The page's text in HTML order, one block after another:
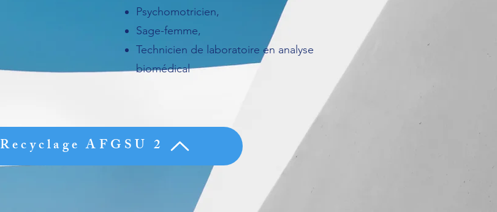
Psychomotricien,
Sage-femme,
Technicien de laboratoire en analyse
biomédical​
Recyclage AFGSU 2